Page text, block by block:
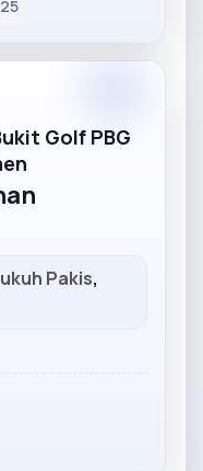
Golf PBG
Pakis,